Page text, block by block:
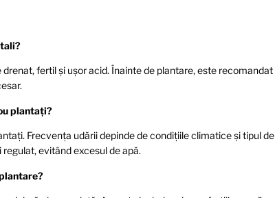
fertil și ușor acid. Înainte de plantare, este recomandat
plantați?
Frecvența udării depinde de condițiile climatice și tipul de
evitând excesul de apă.